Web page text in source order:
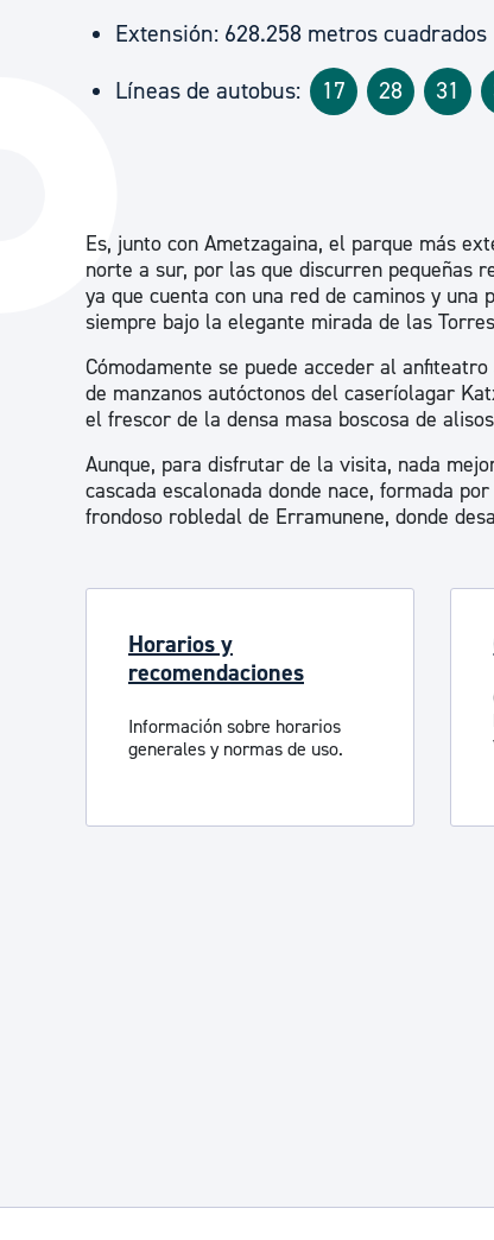
La ciudad ahora
Descubre la ciudad
La ciudad futura
Extensión: 628.258 metros cuadrados
Líneas de autobus:
17 28 31
Es, junto con Ametzagaina, el parque más
norte a sur, por las que discurren pequeñas
ya que cuenta con una red de caminos y
siempre bajo la elegante mirada de las
Cómodamente se puede acceder al
de manzanos autóctonos del caseríolagar
el frescor de la densa masa boscosa de
Aunque, para disfrutar de la visita, nada
cascada escalonada donde nace, formada
frondoso robledal de Erramunene, donde
Horarios y
recomendaciones
Información sobre horarios
generales y normas de uso.